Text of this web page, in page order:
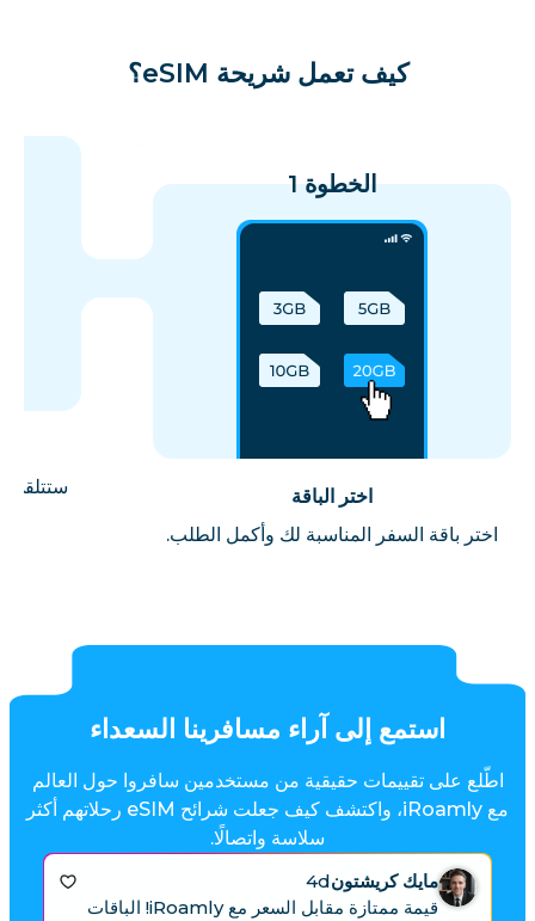
كيف تعمل شريحة eSIM؟
الخطوة 1
اختر الباقة
اختر باقة السفر المناسبة لك وأكمل الطلب.
استمع إلى آراء مسافرينا السعداء
اطّلع على تقييمات حقيقية من مستخدمين سافروا حول العالم
مع iRoamly، واكتشف كيف جعلت شرائح eSIM رحلاتهم أكثر
سلاسة واتصالًا.
مايك كريشتون4d
قيمة ممتازة مقابل السعر مع iRoamly! الباقات